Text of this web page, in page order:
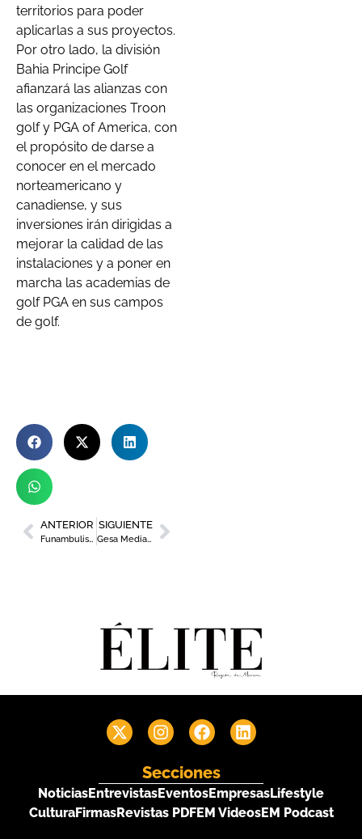
territorios para poder
aplicarlas a sus proyectos.
Por otro lado, la división
Bahia Principe Golf
afianzará las alianzas con
las organizaciones Troon
golf y PGA of America, con
el propósito de darse a
conocer en el mercado
norteamericano y
canadiense, y sus
inversiones irán dirigidas a
mejorar la calidad de las
instalaciones y a poner en
marcha las academias de
golf PGA en sus campos
de golf.
ANTERIOR
Funambulista y Kuve presentan en FITUR la marca ‘Festivales Región de Murcia, Más Música’
SIGUIENTE
Gesa Mediación, premiada como ‘Mejor Correduría de Seguros 2021’
Secciones
NoticiasEntrevistasEventosEmpresasLifestyle
CulturaFirmasRevistas PDFEM VideosEM Podcast